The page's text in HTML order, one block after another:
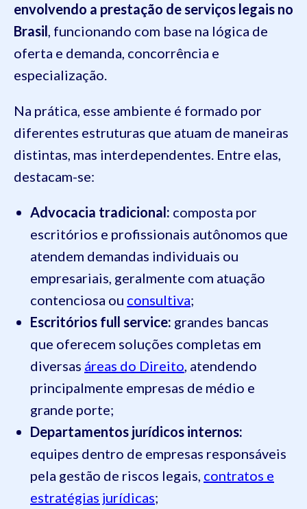
envolvendo a prestação de serviços legais no
Brasil, funcionando com base na lógica de
oferta e demanda, concorrência e
especialização.
Na prática, esse ambiente é formado por
diferentes estruturas que atuam de maneiras
distintas, mas interdependentes. Entre elas,
destacam-se:
Advocacia tradicional: composta por
escritórios e profissionais autônomos que
atendem demandas individuais ou
empresariais, geralmente com atuação
contenciosa ou consultiva;
Escritórios full service: grandes bancas
que oferecem soluções completas em
diversas áreas do Direito, atendendo
principalmente empresas de médio e
grande porte;
Departamentos jurídicos internos:
equipes dentro de empresas responsáveis
pela gestão de riscos legais, contratos e
estratégias jurídicas;